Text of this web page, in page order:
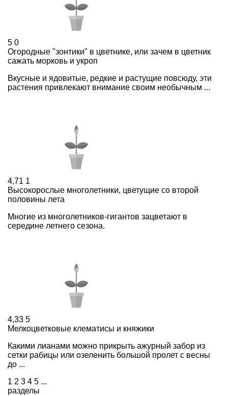
5 0
Огородные "зонтики" в цветнике, или зачем в цветник
сажать морковь и укроп
Вкусные и ядовитые, редкие и растущие повсюду, эти
растения привлекают внимание своим необычным ...
4,71 1
Высокорослые многолетники, цветущие со второй
половины лета
Многие из многолетников-гигантов зацветают в
середине летнего сезона.
4,33 5
Мелкоцветковые клематисы и княжики
Какими лианами можно прикрыть ажурный забор из
сетки рабицы или озеленить большой пролет с весны
до ...
1 2 3 4 5 ...
разделы